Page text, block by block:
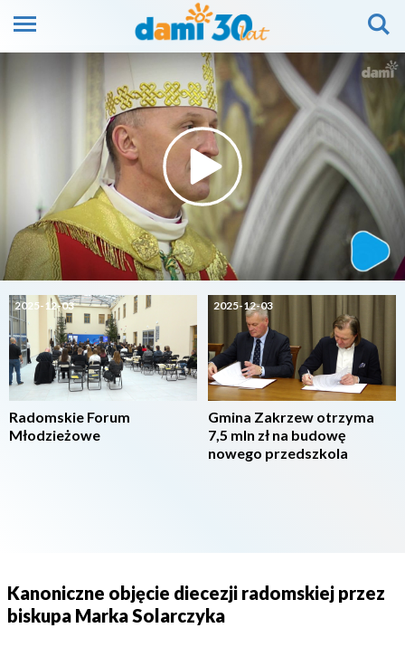
2025-12-03
Radomskie Forum
Młodzieżowe
2025-12-03
Gmina Zakrzew otrzyma
7,5 mln zł na budowę
nowego przedszkola
Kanoniczne objęcie diecezji radomskiej przez
biskupa Marka Solarczyka